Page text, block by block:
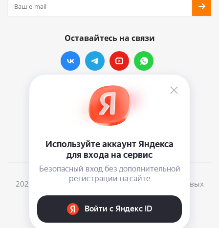
Оставайтесь на связи
Наши контакты
info@vinylmarkt.ru
2026 © Винилмаркт - интернет-магазин виниловых
пластинок